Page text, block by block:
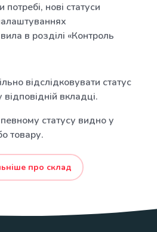
нові статуси
в розділі «Контроль
відслідковувати статус
вкладці.
статусу видно у
товару.
про склад